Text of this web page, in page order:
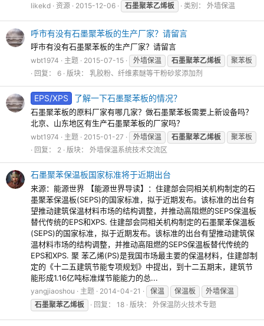
likekd 资源 2015-12-06 石墨聚苯乙烯板 类别： 外墙保温
呼市有没有石墨聚苯板的生产厂家？请留言
呼市有没有石墨聚苯板的生产厂家？请留言
wbt1974 主题 2015-07-15 外墙保温 石墨聚苯乙烯板
聚苯板
回复： 6
版块： 乳胶粉、纤维素醚等干粉砂浆添加剂
EPS/XPS 了解一下石墨聚苯板的情况？
石墨聚苯板的原料厂家有哪几家？做石墨聚苯板需要上新设备吗？
北京、山东地区有生产石墨聚苯板的厂家吗？
wbt1974 主题 2015-01-27 外墙保温 石墨聚苯乙烯板
聚苯板
回复： 2
版块： 外墙保温系统技术交流区
石墨聚苯保温板国家标准将于近期出台
来源：能源世界 【能源世界导读】：住建部会同相关机构制定的石
墨聚苯保温板(SEPS)的国家标准，拟于近期发布。该标准的出台有
望推动建筑保温材料市场的结构调整，并推动高阻燃的SEPS保温板
替代传统的EPS和XPS. 住建部会同相关机构制定的石墨聚苯保温板
(SEPS)的国家标准，拟于近期发布。该标准的出台有望推动建筑保
温材料市场的结构调整，并推动高阻燃的SEPS保温板替代传统的
EPS和XPS. 聚 苯乙烯(PS)是我国市场最主要的保温材料，住建部制
定的《十二五建筑节能专项规划》中提出，到十二五期末，建筑节
能形成1.16亿吨标准煤节能能力的总...
yangjiaoshou 主题 2014-04-21 保温 保温板
外墙保温
石墨聚苯乙烯板
回复： 18 版块： 外保温防火技术专题